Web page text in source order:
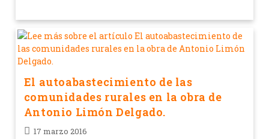
El autoabastecimiento de las
comunidades rurales en la obra de
Antonio Limón Delgado.
17 marzo 2016